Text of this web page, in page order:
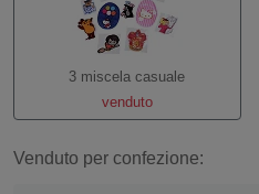
3 miscela casuale
venduto
Venduto per confezione: